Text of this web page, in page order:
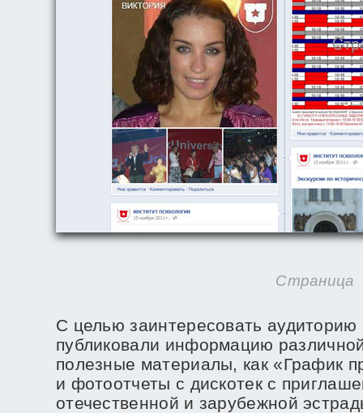
Страница
С целью заинтересовать
публиковали информацию
полезные материалы, как «График
и фотоотчеты с дискотек с
отечественной и зарубежной